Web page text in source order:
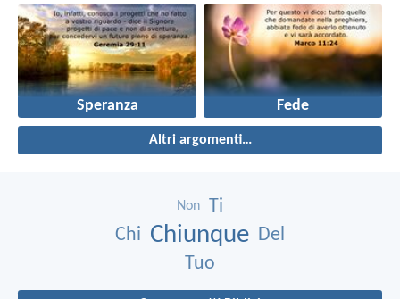
Speranza Fede
Altri argomenti…
Non
Ti
Chi Chiunque Del
Tuo